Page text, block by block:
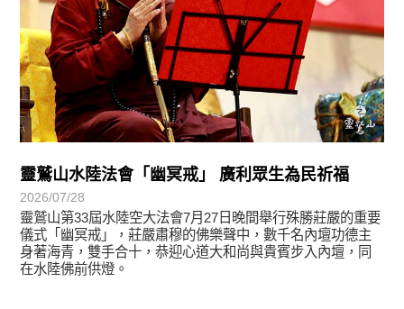
靈鷲山水陸法會「幽冥戒」 廣利眾生為民祈福
2026/07/28
靈鷲山第33屆水陸空大法會7月27日晚間舉行殊勝莊嚴的重要
儀式「幽冥戒」，莊嚴肅穆的佛樂聲中，數千名內壇功德主
身著海青，雙手合十，恭迎心道大和尚與貴賓步入內壇，同
在水陸佛前供燈。